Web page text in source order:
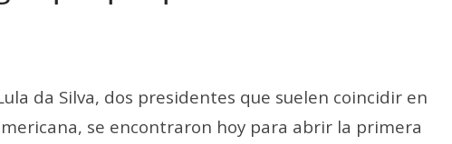
da Silva, dos presidentes que suelen coincidir en
se encontraron hoy para abrir la primera